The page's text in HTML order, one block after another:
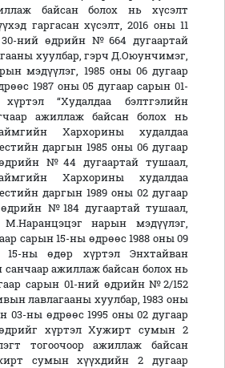
байсан болох нь хүсэлт
гаргасан хүсэлт, 2016 оны 11
ний өдрийн №664 дугаартай
хуулбар, гэрч Д.Оюунчимэг,
мэдүүлэг, 1985 оны 06 дугаар
1987 оны 05 дугаар сарын 01-
“Худалдаа бэлтгэлийн
ажиллаж байсан болох нь
Хархорины худалдаа
даргын 1985 оны 06 дугаар
№44 дугаартай тушаал,
Хархорины худалдаа
даргын 1989 оны 02 дугаар
№184 дугаартай тушаал,
нарын мэдүүлэг,
сарын 15-ны өдрөөс 1988 оны 09
15-ны өдөр хүртэл Энхтайван
ажиллаж байсан болох нь
сарын 01-ний өдрийн №2/152
лавлагааны хуулбар, 1983 оны
03-ны өдрөөс 1995 оны 02 дугаар
хүртэл Хужирт сумын 2
тогоочоор ажиллаж байсан
сумын хүүхдийн 2 дугаар